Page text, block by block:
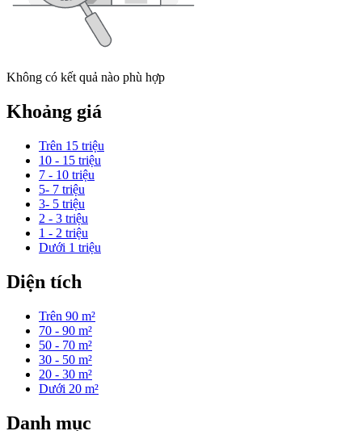
Không có kết quả nào phù hợp
Khoảng giá
Trên 15 triệu
10 - 15 triệu
7 - 10 triệu
5- 7 triệu
3- 5 triệu
2 - 3 triệu
1 - 2 triệu
Dưới 1 triệu
Diện tích
Trên 90 m²
70 - 90 m²
50 - 70 m²
30 - 50 m²
20 - 30 m²
Dưới 20 m²
Danh mục